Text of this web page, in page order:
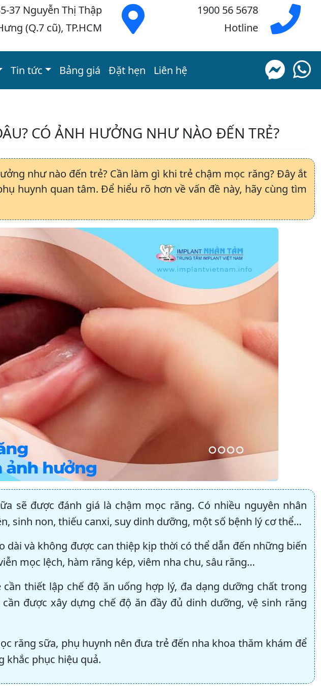
37 Nguyễn Thị Thập
(Q.7 cũ), TP.HCM
1900 56 5678
Hotline
Tin tức Bảng giá Đặt hẹn Liên hệ
CÓ ẢNH HƯỞNG NHƯ NÀO ĐẾN TRẺ?
như nào đến trẻ? Cần làm gì khi trẻ chậm mọc răng? Đây ắt
huynh quan tâm. Để hiểu rõ hơn về vấn đề này, hãy cùng tìm
sẽ được đánh giá là chậm mọc răng. Có nhiều nguyên nhân
sinh non, thiếu canxi, suy dinh dưỡng, một số bệnh lý cơ thể…
dài và không được can thiệp kịp thời có thể dẫn đến những biến
mọc lệch, hàm răng kép, viêm nha chu, sâu răng…
thiết lập chế độ ăn uống hợp lý, đa dạng dưỡng chất trong
được xây dựng chế độ ăn đầy đủ dinh dưỡng, vệ sinh răng
răng sữa, phụ huynh nên đưa trẻ đến nha khoa thăm khám để
khắc phục hiệu quả.